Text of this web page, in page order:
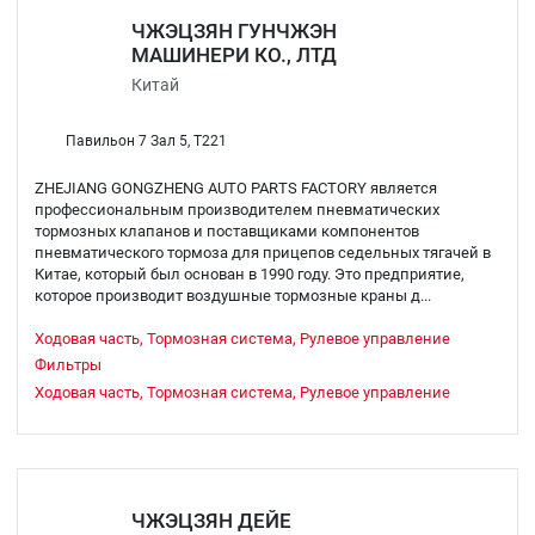
ЧЖЭЦЗЯН ГУНЧЖЭН
МАШИНЕРИ КО., ЛТД
Китай
Павильон 7 Зал 5, T221
ZHEJIANG GONGZHENG AUTO PARTS FACTORY является
профессиональным производителем пневматических
тормозных клапанов и поставщиками компонентов
пневматического тормоза для прицепов седельных тягачей в
Китае, который был основан в 1990 году. Это предприятие,
которое производит воздушные тормозные краны д...
Ходовая часть, Тормозная система, Рулевое управление
Фильтры
Ходовая часть, Тормозная система, Рулевое управление
ЧЖЭЦЗЯН ДЕЙЕ